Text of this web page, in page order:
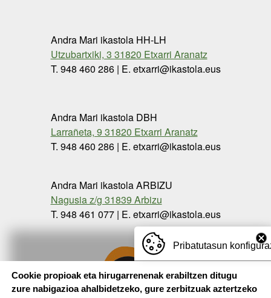
Andra Mari ikastola HH-LH
Utzubartxiki, 3 31820 Etxarri Aranatz
T. 948 460 286 | E. etxarri@ikastola.eus
Andra Mari ikastola DBH
Larrañeta, 9 31820 Etxarri Aranatz
T. 948 460 286 | E. etxarri@ikastola.eus
Andra Mari ikastola ARBIZU
Nagusia z/g 31839 Arbizu
T. 948 461 077 | E. etxarri@ikastola.eus
Pribatutasun
Cookie propioak eta hirugarrenenak erabiltzen ditugu
zure nabigazioa ahalbidetzeko, gure zerbitzuak aztertzeko